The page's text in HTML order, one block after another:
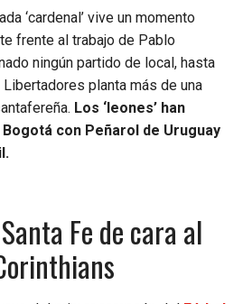
‘cardenal’ vive un momento
frente al trabajo de Pablo
ningún partido de local, hasta
planta más de una
Los ‘leones’ han
con Peñarol de Uruguay
Fe de cara al